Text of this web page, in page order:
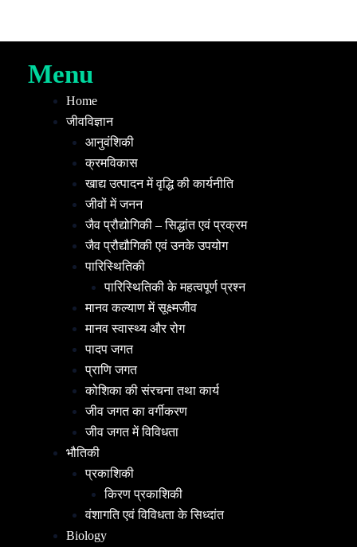
Menu
Home
जीवविज्ञान
आनुवंशिकी
क्रमविकास
खाद्य उत्पादन में वृद्धि की कार्यनीति
जीवों में जनन
जैव प्रौद्योगिकी – सिद्धांत एवं प्रक्रम
जैव प्रौद्यौगिकी एवं उनके उपयोग
पारिस्थितिकी
पारिस्थितिकी के महत्वपूर्ण प्रश्न
मानव कल्याण में सूक्ष्मजीव
मानव स्वास्थ्य और रोग
पादप जगत
प्राणि जगत
कोशिका की संरचना तथा कार्य
जीव जगत का वर्गीकरण
जीव जगत में विविधता
भौतिकी
प्रकाशिकी
किरण प्रकाशिकी
वंशागति एवं विविधता के सिध्दांत
Biology